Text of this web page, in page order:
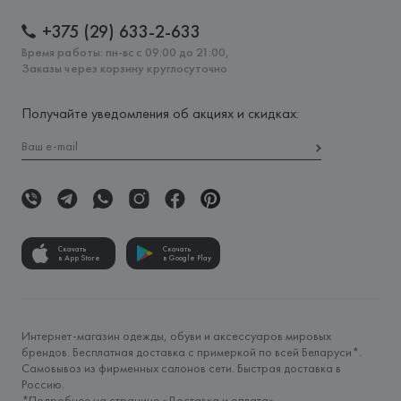
+375 (29) 633-2-633
Время работы: пн-вс с 09:00 до 21:00,
Заказы через корзину круглосуточно
Получайте уведомления об акциях и скидках:
Скачать
в App Store
Скачать
в Google Play
Интернет-магазин одежды, обуви и аксессуаров мировых
брендов. Бесплатная доставка с примеркой по всей Беларуси*.
Самовывоз из фирменных салонов сети. Быстрая доставка в
Россию.